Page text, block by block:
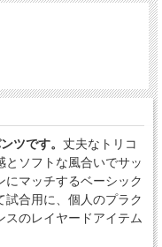
ツです。 丈夫なトリコ
とソフトな風合いでサッ
にマッチするベーシック
試合用に、個人のプラク
スのレイヤードアイテム